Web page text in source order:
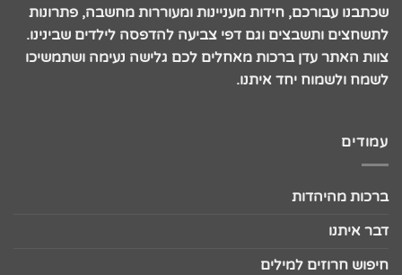
שכתבנו עבורכם, חידות מעניינות ומעוררות מחשבה, פתרונות
לתשחצים ותשבצים וגם דפי צביעה להדפסה לילדים שבינינו.
צוות האתר עדן ברכות מאחלים לכם גלישה נעימה ושתמשיכו
לשמח ולשמוח יחד איתנו.
עמודים
ברכות מהיהדות
דבר איתנו
חיפוש חרוזים למילים